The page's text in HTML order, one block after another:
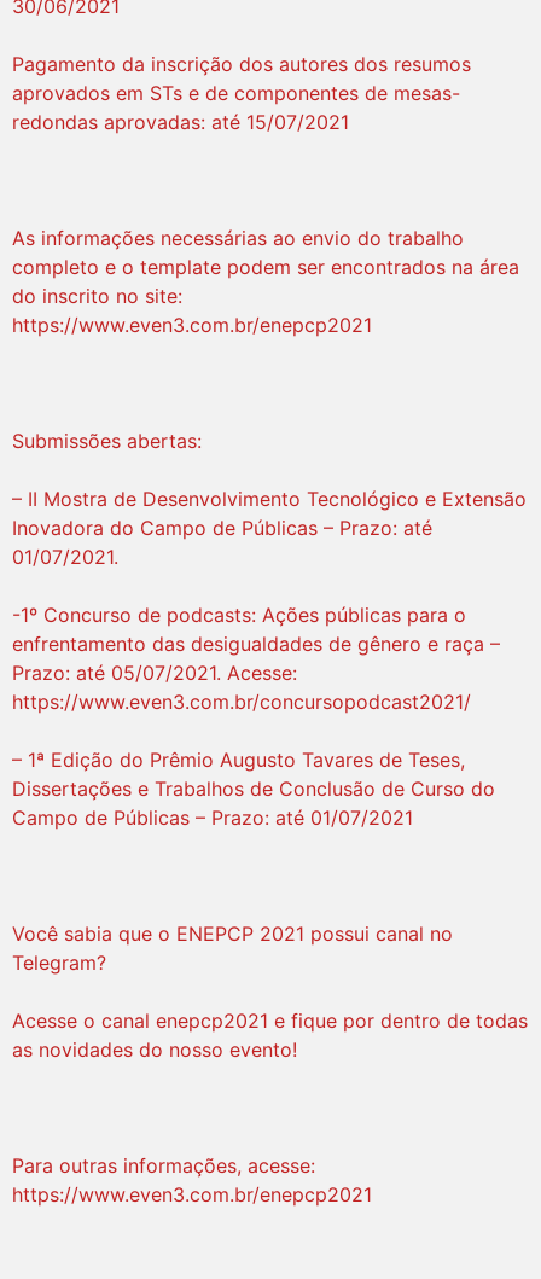
30/06/2021
Pagamento da inscrição dos autores dos resumos
aprovados em STs e de componentes de mesas-
redondas aprovadas: até 15/07/2021
As informações necessárias ao envio do trabalho
completo e o template podem ser encontrados na área
do inscrito no site:
https://www.even3.com.br/enepcp2021
Submissões abertas:
– II Mostra de Desenvolvimento Tecnológico e Extensão
Inovadora do Campo de Públicas – Prazo: até
01/07/2021.
-1º Concurso de podcasts: Ações públicas para o
enfrentamento das desigualdades de gênero e raça –
Prazo: até 05/07/2021. Acesse:
https://www.even3.com.br/concursopodcast2021/
– 1ª Edição do Prêmio Augusto Tavares de Teses,
Dissertações e Trabalhos de Conclusão de Curso do
Campo de Públicas – Prazo: até 01/07/2021
Você sabia que o ENEPCP 2021 possui canal no
Telegram?
Acesse o canal enepcp2021 e fique por dentro de todas
as novidades do nosso evento!
Para outras informações, acesse:
https://www.even3.com.br/enepcp2021